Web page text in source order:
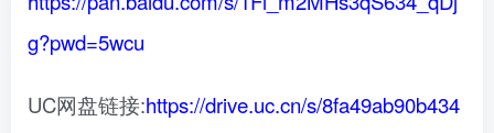
g?pwd=5wcu
UC网盘链接:https://drive.uc.cn/s/8fa49ab90b434